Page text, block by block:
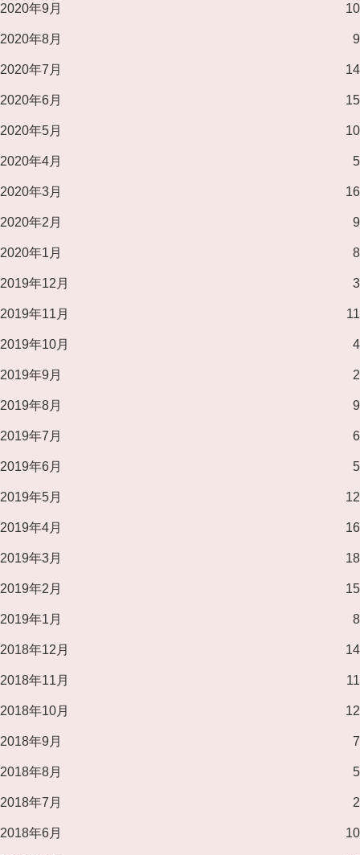
2020年9月 10
2020年8月 9
2020年7月 14
2020年6月 15
2020年5月 10
2020年4月 5
2020年3月 16
2020年2月 9
2020年1月 8
2019年12月 3
2019年11月 11
2019年10月 4
2019年9月 2
2019年8月 9
2019年7月 6
2019年6月 5
2019年5月 12
2019年4月 16
2019年3月 18
2019年2月 15
2019年1月 8
2018年12月 14
2018年11月 11
2018年10月 12
2018年9月 7
2018年8月 5
2018年7月 2
2018年6月 10